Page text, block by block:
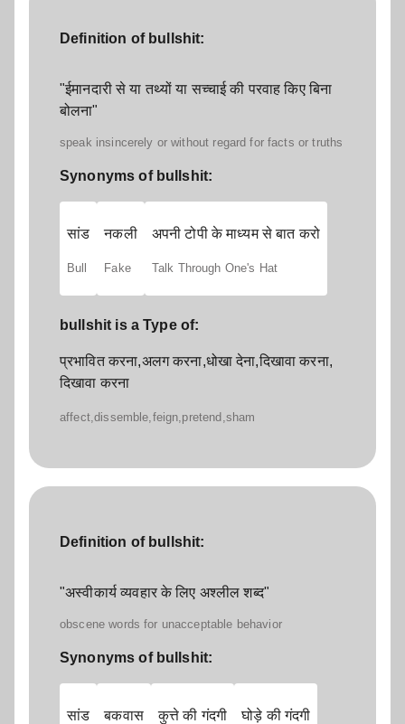
Definition of bullshit:
"ईमानदारी से या तथ्यों या सच्चाई की परवाह किए बिना
बोलना"
speak insincerely or without regard for facts or truths
Synonyms of bullshit:
सांड
Bull
नकली
Fake
अपनी टोपी के माध्यम से बात करो
Talk Through One's Hat
bullshit is a Type of:
प्रभावित करना,अलग करना,धोखा देना,दिखावा करना,
दिखावा करना
affect,dissemble,feign,pretend,sham
Definition of bullshit:
"अस्वीकार्य व्यवहार के लिए अश्लील शब्द"
obscene words for unacceptable behavior
Synonyms of bullshit:
सांड बकवास कुत्ते की गंदगी घोड़े की गंदगी